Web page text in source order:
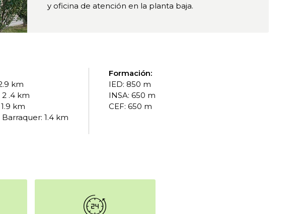
y oficina de atención en la planta baja.
km
.4 km
km
1.4 km
Formación:
IED: 850 m
INSA: 650 m
CEF: 650 m